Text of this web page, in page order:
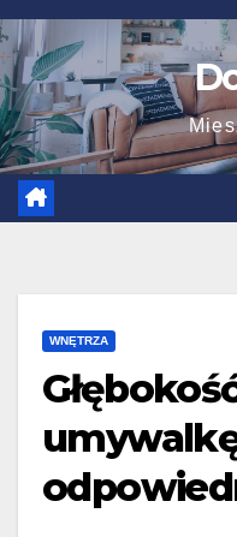
Skip
to
content
WNĘTRZA